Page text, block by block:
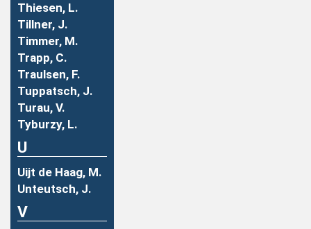
Thiesen, L.
Tillner, J.
Timmer, M.
Trapp, C.
Traulsen, F.
Tuppatsch, J.
Turau, V.
Tyburzy, L.
U
Uijt de Haag, M.
Unteutsch, J.
V